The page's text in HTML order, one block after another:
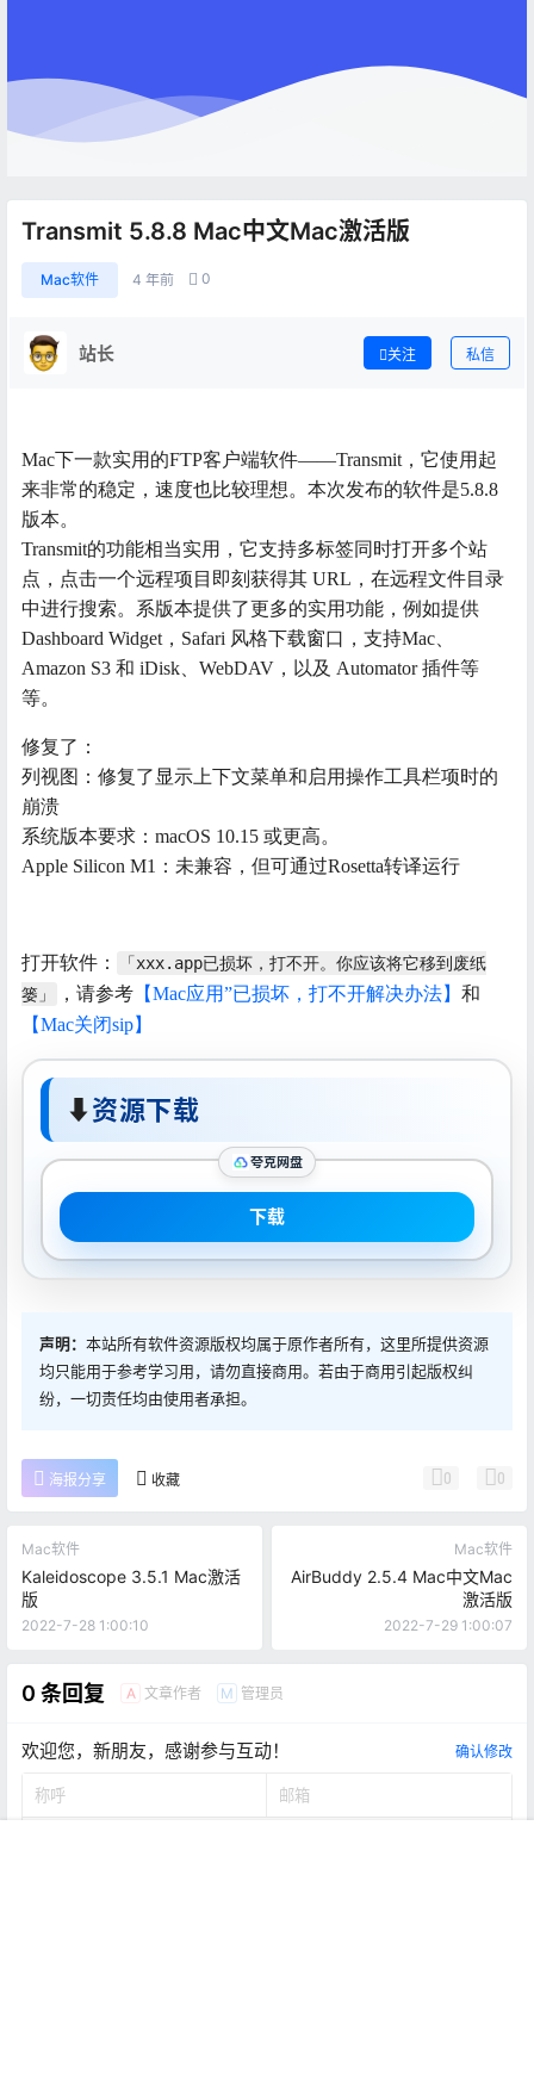
Transmit 5.8.8 Mac中文Mac激活版
Mac软件 4 年前 0
站长 关注 私信
Mac下一款实用的FTP客户端软件——Transmit，它使用起
来非常的稳定，速度也比较理想。本次发布的软件是5.8.8
版本。
Transmit的功能相当实用，它支持多标签同时打开多个站
点，点击一个远程项目即刻获得其 URL，在远程文件目录
中进行搜索。系版本提供了更多的实用功能，例如提供
Dashboard Widget，Safari 风格下载窗口，支持Mac、
Amazon S3 和 iDisk、WebDAV，以及 Automator 插件等
等。
修复了：
列视图：修复了显示上下文菜单和启用操作工具栏项时的
崩溃
系统版本要求：macOS 10.15 或更高。
Apple Silicon M1：未兼容，但可通过Rosetta转译运行
打开软件：
「xxx.app已损坏，打不开。你应该将它移到废纸
篓」
，请参考 【Mac应用”已损坏，打不开解决办法】 和
【Mac关闭sip】
⬇资源下载
夸克网盘
下载
声明： 本站所有软件资源版权均属于原作者所有，这里所提供资源
均只能用于参考学习用，请勿直接商用。若由于商用引起版权纠
纷，一切责任均由使用者承担。
海报分享 收藏 0 0
Mac软件
Kaleidoscope 3.5.1 Mac激活
版
2022-7-28 1:00:10
Mac软件
AirBuddy 2.5.4 Mac中文Mac
激活版
2022-7-29 1:00:07
0 条回复 A 文章作者 M 管理员
欢迎您，新朋友，感谢参与互动！ 确认修改